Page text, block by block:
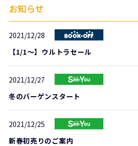
お知らせ
2021/12/28
【1/1～】ウルトラセール
2021/12/27
冬のバーゲンスタート
2021/12/25
新春初売りのご案内